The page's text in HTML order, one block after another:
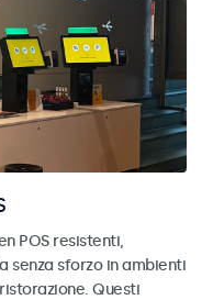
POS resistenti,
senza sforzo in ambienti
Questi